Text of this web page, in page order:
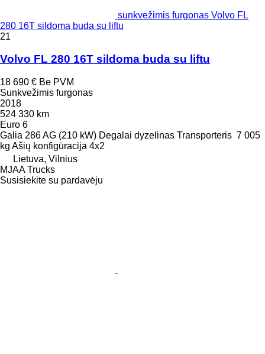
sunkvežimis furgonas Volvo FL
280 16T sildoma buda su liftu
21
Volvo FL 280 16T sildoma buda su liftu
18 690 € Be PVM
Sunkvežimis furgonas
2018
524 330 km
Euro 6
Galia 286 AG (210 kW) Degalai dyzelinas Transporteris 7 005
kg Ašių konfigūracija 4x2
Lietuva, Vilnius
MJAA Trucks
Susisiekite su pardavėju